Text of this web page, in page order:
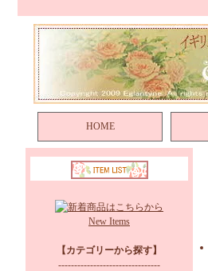
HOME
New Items
【カテゴリーから探す】
--------------------------------